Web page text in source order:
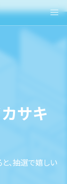
サキ
、抽選で嬉しい